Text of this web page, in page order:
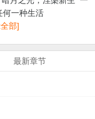
何一种生活
部]
最新章节